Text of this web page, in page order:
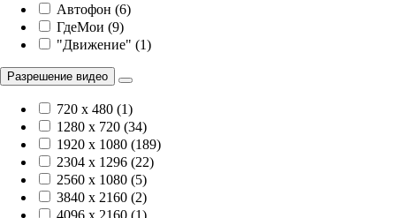
Автофон (6)
ГдеМои (9)
"Движение" (1)
Разрешение видео
720 x 480 (1)
1280 x 720 (34)
1920 х 1080 (189)
2304 x 1296 (22)
2560 x 1080 (5)
3840 х 2160 (2)
4096 х 2160 (1)